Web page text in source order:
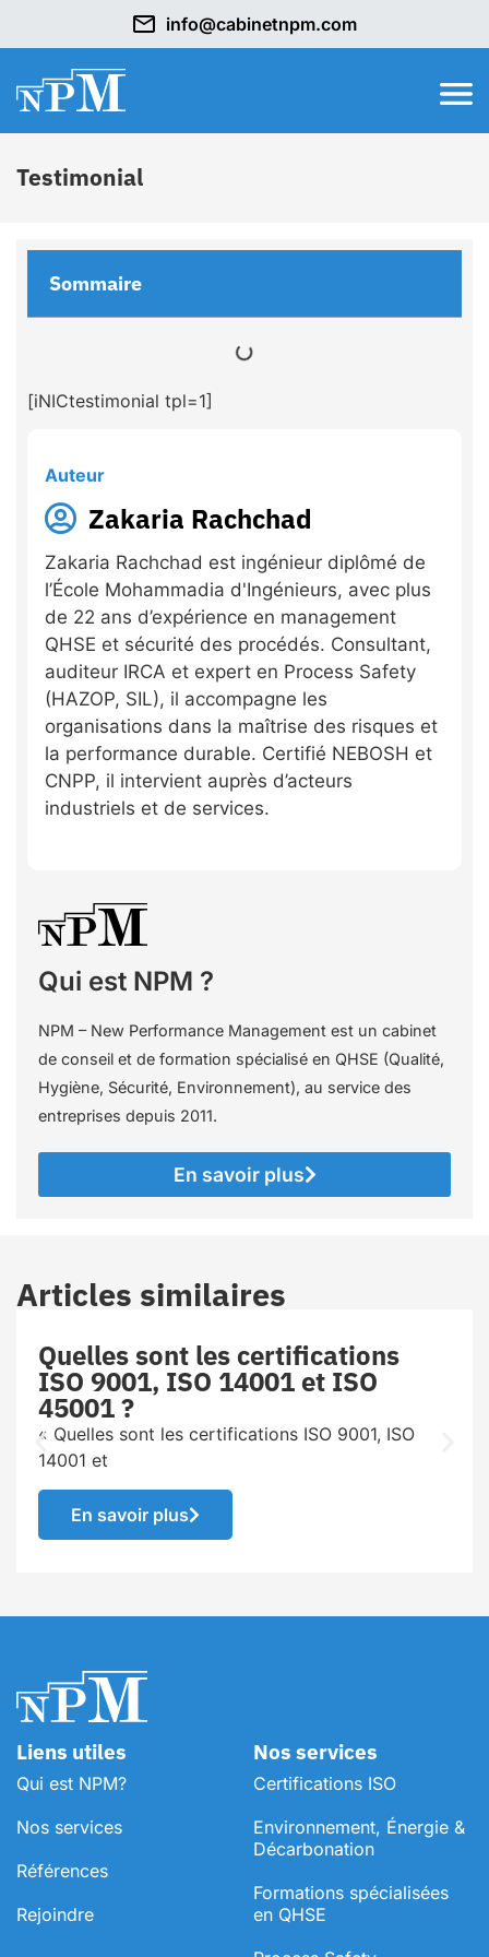
info@cabinetnpm.com
Testimonial
Sommaire
[iNICtestimonial tpl=1]
Auteur
Zakaria Rachchad
Zakaria Rachchad est ingénieur diplômé de
l’École Mohammadia d'Ingénieurs, avec plus
de 22 ans d’expérience en management
QHSE et sécurité des procédés. Consultant,
auditeur IRCA et expert en Process Safety
(HAZOP, SIL), il accompagne les
organisations dans la maîtrise des risques et
la performance durable. Certifié NEBOSH et
CNPP, il intervient auprès d’acteurs
industriels et de services.
Qui est NPM ?
NPM – New Performance Management est un cabinet
de conseil et de formation spécialisé en QHSE (Qualité,
Hygiène, Sécurité, Environnement), au service des
entreprises depuis 2011.
En savoir plus
Articles similaires
Quelles sont les certifications
ISO 9001, ISO 14001 et ISO
45001 ?
« Quelles sont les certifications ISO 9001, ISO
14001 et
En savoir plus
Liens utiles
Qui est NPM?
Nos services
Références
Rejoindre
Nos services
Certifications ISO
Environnement, Énergie &
Décarbonation
⁠Formations spécialisées
en QHSE